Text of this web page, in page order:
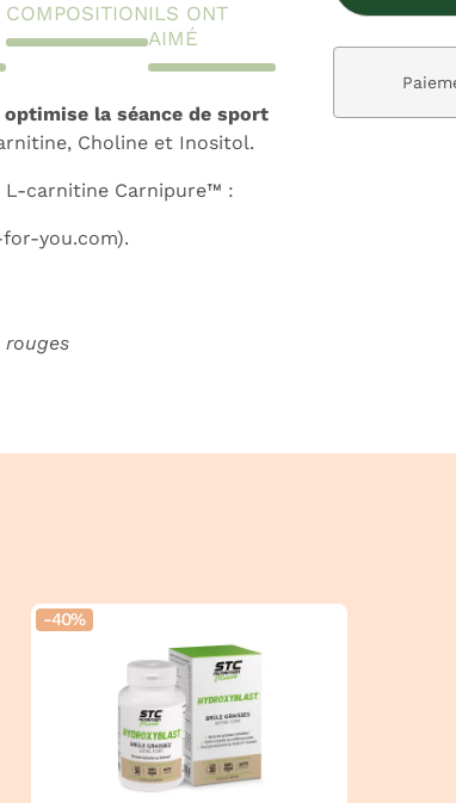
COMPOSITIONILS ONT
AIMÉ
la séance de sport
Choline et Inositol.
carnitine Carnipure™ :
you.com).
rouges
-40%